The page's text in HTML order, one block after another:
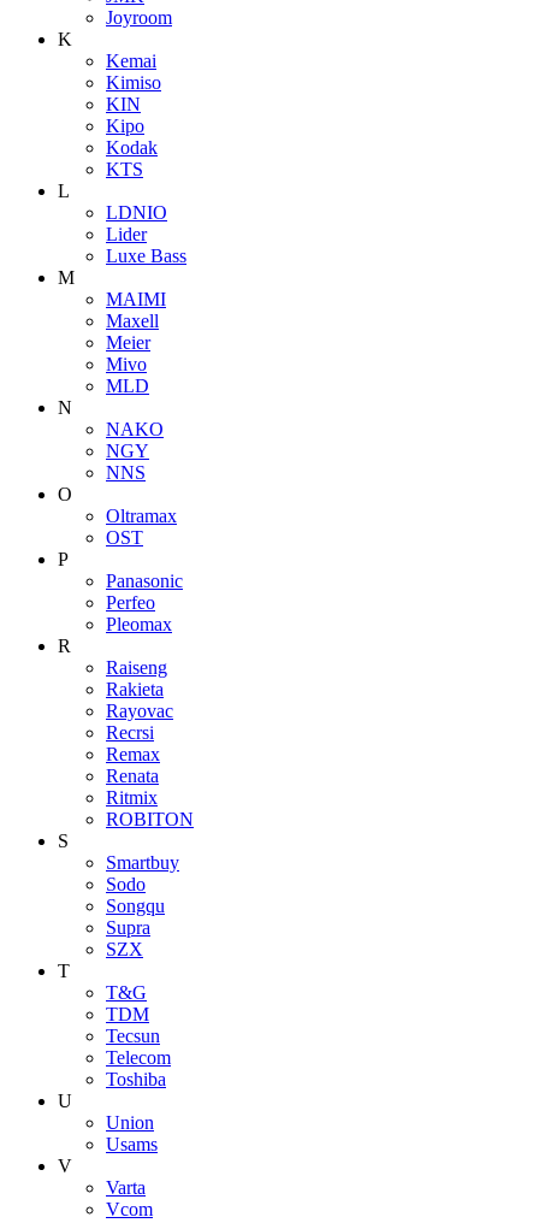
Joyroom
K
Kemai
Kimiso
KIN
Kipo
Kodak
KTS
L
LDNIO
Lider
Luxe Bass
M
MAIMI
Maxell
Meier
Mivo
MLD
N
NAKO
NGY
NNS
O
Oltramax
OST
P
Panasonic
Perfeo
Pleomax
R
Raiseng
Rakieta
Rayovac
Recrsi
Remax
Renata
Ritmix
ROBITON
S
Smartbuy
Sodo
Songqu
Supra
SZX
T
T&G
TDM
Tecsun
Telecom
Toshiba
U
Union
Usams
V
Varta
Vcom